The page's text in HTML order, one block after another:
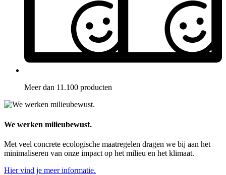
Meer dan 11.100 producten
We werken milieubewust.
Met veel concrete ecologische maatregelen dragen we bij aan het
minimaliseren van onze impact op het milieu en het klimaat.
Hier vind je meer informatie.